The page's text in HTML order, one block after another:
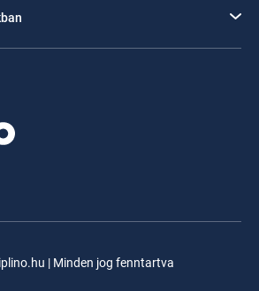
| Minden jog fenntartva